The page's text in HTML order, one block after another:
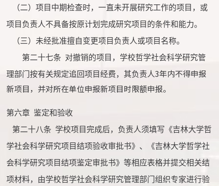
（二）项目中期检查时，一直未开展研究工作的项目，或
项目负责人不具备按原计划完成研究项目的条件和能力。
（三）未经批准擅自变更项目负责人或项目名称。
第二十七条 对撤销的项目，学校哲学社会科学研究管
理部门按有关规定追回项目经费，其负责人3年内不得申报
新项目，并对所在单位申报新项目时限额申报。
第六章 鉴定和验收
第二十八条 学校项目完成后，负责人须填写《吉林大学哲
学社会科学研究项目结项验收审批书》、《吉林大学哲学社
会科学研究项目结项鉴定审批书》等相应表格并提交相关结
项材料，由学校哲学社会科学研究管理部门组织专家进行验